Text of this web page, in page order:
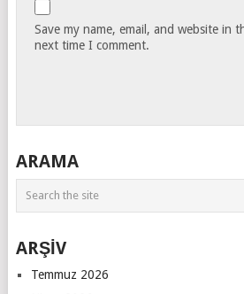
Save my name, email, and website in
next time I comment.
ARAMA
ARŞİV
Temmuz 2026